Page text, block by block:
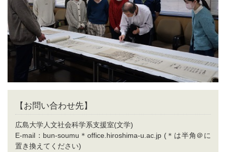
【お問い合わせ先】
広島大学人文社会科学系支援室(文学)
E-mail：bun-soumu＊office.hiroshima-u.ac.jp (＊は半角＠に
置き換えてください)